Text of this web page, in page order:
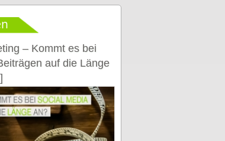
– Kommt es bei
auf die Länge